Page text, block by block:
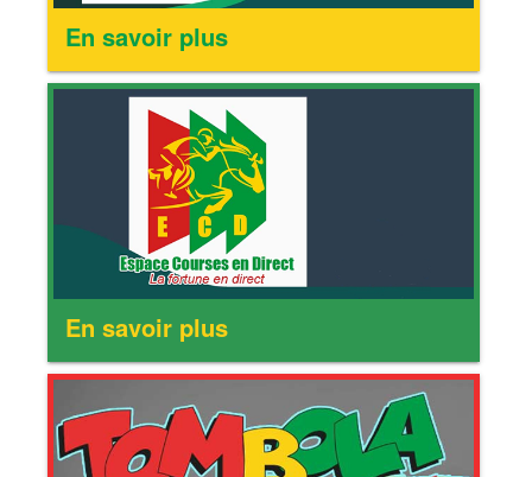
En savoir plus
En savoir plus